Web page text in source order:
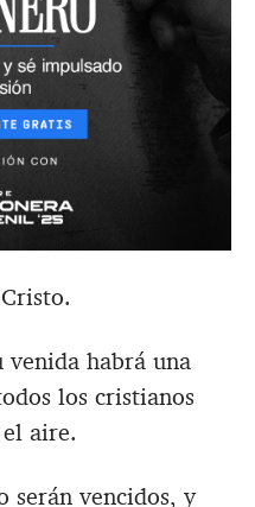
venida habrá una
los cristianos
aire.
serán vencidos, y